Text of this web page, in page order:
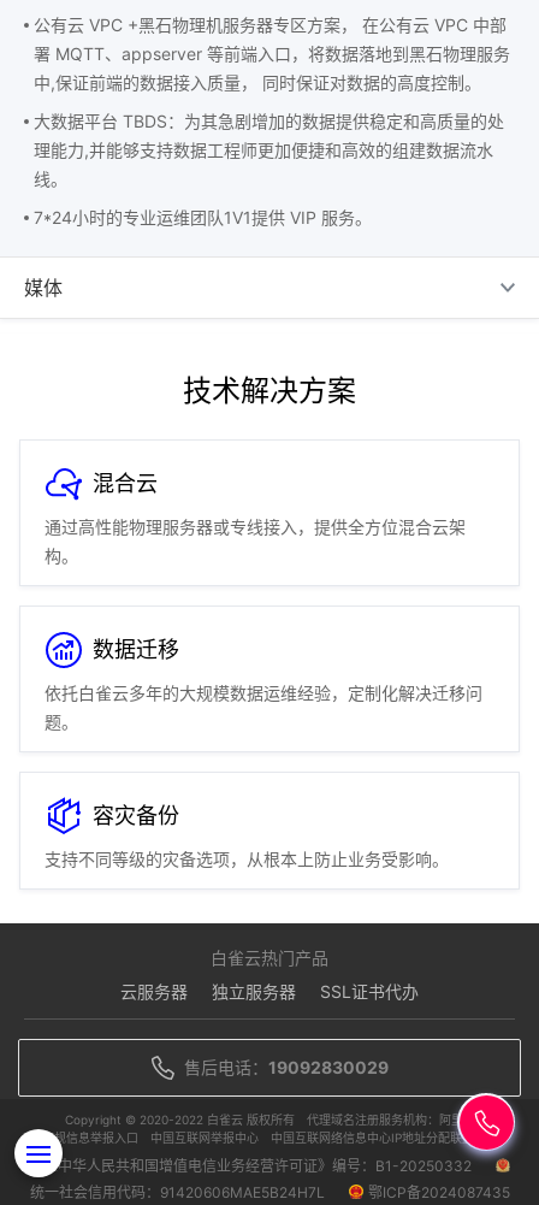
公有云 VPC +黑石物理机服务器专区方案， 在公有云 VPC 中部
署 MQTT、appserver 等前端入口，将数据落地到黑石物理服务
中,保证前端的数据接入质量， 同时保证对数据的高度控制。
大数据平台 TBDS：为其急剧增加的数据提供稳定和高质量的处
理能力,并能够支持数据工程师更加便捷和高效的组建数据流水
线。
7*24小时的专业运维团队1V1提供 VIP 服务。
媒体
技术解决方案
混合云
通过高性能物理服务器或专线接入，提供全方位混合云架
构。
数据迁移
依托白雀云多年的大规模数据运维经验，定制化解决迁移问
题。
容灾备份
支持不同等级的灾备选项，从根本上防止业务受影响。
白雀云热门产品
云服务器
独立服务器 SSL证书代办
售后电话： 19092830029
Copyright © 2020-2022 白雀云 版权所有
代理域名注册服务机构：阿里云
违规信息举报入口
中国互联网举报中心 中国互联网络信息中心IP地址分配联盟单位
《中华人民共和国增值电信业务经营许可证》编号：B1-20250332
统一社会信用代码：91420606MAE5B24H7L
鄂ICP备2024087435